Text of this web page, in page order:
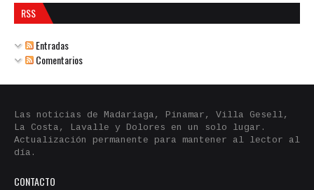
RSS
Entradas
Comentarios
Las noticias de Madariaga, Pinamar, Villa Gesell,
La Costa, Lavalle y Dolores en un solo lugar.
Actualización permanente para mantener al lector al
día.
CONTACTO